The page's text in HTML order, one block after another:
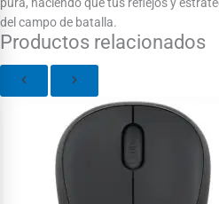
del campo de batalla.
Productos relacionados